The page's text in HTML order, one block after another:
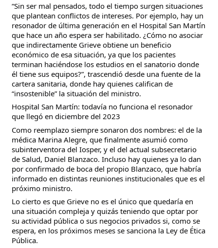
“Sin ser mal pensados, todo el tiempo surgen situaciones
que plantean conflictos de intereses. Por ejemplo, hay un
resonador de última generación en el Hospital San Martín
que hace un año espera ser habilitado. ¿Cómo no asociar
que indirectamente Grieve obtiene un beneficio
económico de esa situación, ya que los pacientes
terminan haciéndose los estudios en el sanatorio donde
él tiene sus equipos?”, trascendió desde una fuente de la
cartera sanitaria, donde hay quienes califican de
“insostenible” la situación del ministro.
Hospital San Martín: todavía no funciona el resonador
que llegó en diciembre del 2023
Como reemplazo siempre sonaron dos nombres: el de la
médica Marina Alegre, que finalmente asumió como
subinterventora del Iosper, y el del actual subsecretario
de Salud, Daniel Blanzaco. Incluso hay quienes ya lo dan
por confirmado de boca del propio Blanzaco, que habría
informado en distintas reuniones institucionales que es el
próximo ministro.
Lo cierto es que Grieve no es el único que quedaría en
una situación compleja y quizás teniendo que optar por
su actividad pública o sus negocios privados si, como se
espera, en los próximos meses se sanciona la Ley de Ética
Pública.